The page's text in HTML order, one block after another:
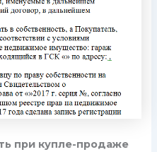
при купле-продаже